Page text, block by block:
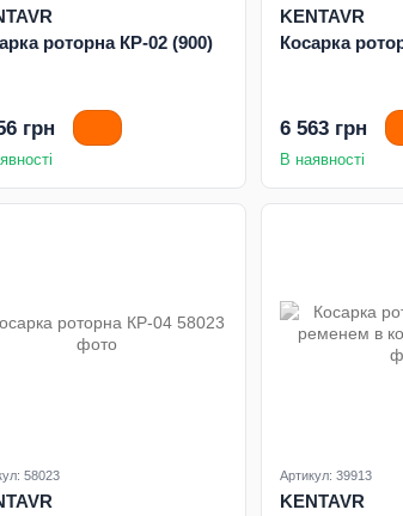
роторна КР-02 (900)
грн
KENTAVR
Косарка
6 563 грн
В наявності
58023 Артикул: 39913
KENTAVR